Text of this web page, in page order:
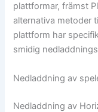
plattformar, främst
alternativa metoder
plattform har
smidig
Nedladdning av
Nedladdning av